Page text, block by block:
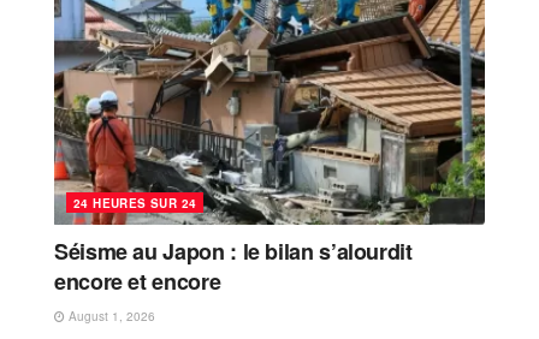
24 HEURES SUR 24
Séisme au Japon : le bilan s’alourdit
encore et encore
August 1, 2026